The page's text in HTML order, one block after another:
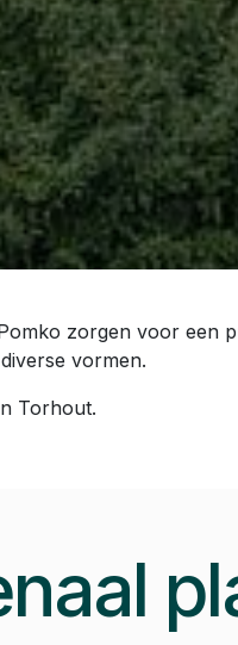
zorgen voor een
vormen.
Torhout.